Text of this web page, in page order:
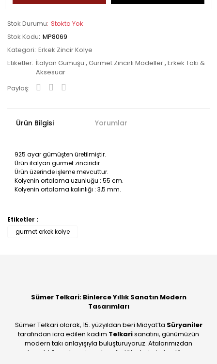
Stok Durumu Stokta Yok
Stok Kodu MP8069
Kategori Erkek Zincir Kolye
Etiketler İtalyan Gümüşü , Gurmet Zincirli Modeller, Erkek Takı &
Aksesuar
Paylaş:
Ürün Bilgisi Yorumlar
925 ayar gümüşten üretilmiştir.
Ürün italyan gurmet zinciridir.
Ürün üzerinde işleme mevcuttur.
Kolyenin ortalama uzunluğu : 55 cm.
Kolyenin ortalama kalınlığı : 3,5 mm.
Bu ürüne ilk yorumu siz yapın!
Etiketler :
gurmet erkek kolye
Sümer Telkari: Binlerce Yıllık Sanatın Modern
Tasarımları
Sümer Telkari olarak, 15. yüzyıldan beri Midyat’ta Süryaniler
tarafından icra edilen kadim Telkarisanatını, günümüzün
modern takı anlayışıyla buluşturuyoruz. Atalarımızdan
devraldığımız bu mirası; kendi atölyelerimizde, dünya